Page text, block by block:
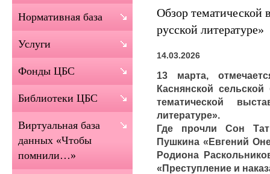
Обзор тематической
русской литературе»
14.03.2026
13 марта,
Каснянской
тематической
литературе».
Где прочли Сон
Пушкина «Евгений
Родиона
«Преступление и
Нормативная база
Услуги
Фонды ЦБС
Библиотеки ЦБС
Виртуальная база
данных «Чтобы
помнили…»